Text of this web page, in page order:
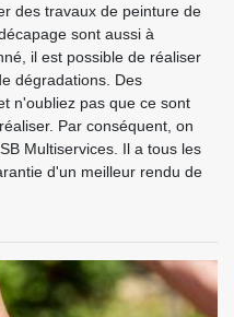
des travaux de peinture de
sont aussi à
il est possible de réaliser
dégradations. Des
n'oubliez pas que ce sont
Par conséquent, on
Multiservices. Il a tous les
d'un meilleur rendu de